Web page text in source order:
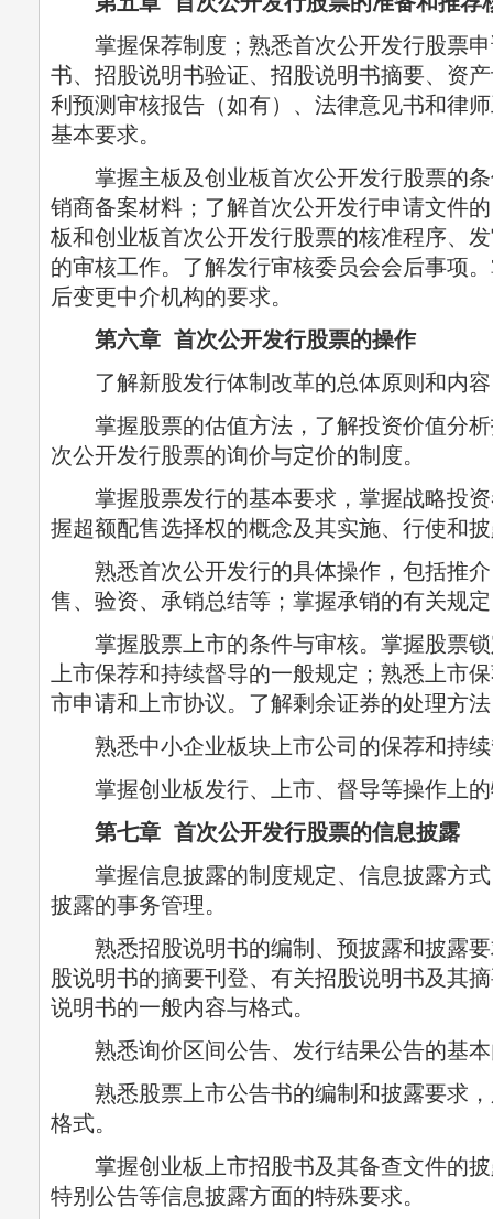
掌握保荐制度；熟悉首次公开发行股票申
书、招股说明书验证、招股说明书摘要、资
利预测审核报告（如有）、法律意见书和律
基本要求。
掌握主板及创业板首次公开发行股票的条
销商备案材料；了解首次公开发行申请文件
板和创业板首次公开发行股票的核准程序、
的审核工作。了解发行审核委员会会后事项
后变更中介机构的要求。
第六章 首次公开发行股票的操作
了解新股发行体制改革的总体原则和内
掌握股票的估值方法，了解投资价值分析
次公开发行股票的询价与定价的制度。
掌握股票发行的基本要求，掌握战略投资
握超额配售选择权的概念及其实施、行使和
熟悉首次公开发行的具体操作，包括推介
售、验资、承销总结等；掌握承销的有关规
掌握股票上市的条件与审核。掌握股票锁
上市保荐和持续督导的一般规定；熟悉上市
市申请和上市协议。了解剩余证券的处理方
熟悉中小企业板块上市公司的保荐和持续
掌握创业板发行、上市、督导等操作上的
第七章 首次公开发行股票的信息披露
掌握信息披露的制度规定、信息披露方式
披露的事务管理。
熟悉招股说明书的编制、预披露和披露要
股说明书的摘要刊登、有关招股说明书及其
说明书的一般内容与格式。
熟悉询价区间公告、发行结果公告的基本
熟悉股票上市公告书的编制和披露要求，
格式。
掌握创业板上市招股书及其备查文件的披
特别公告等信息披露方面的特殊要求。